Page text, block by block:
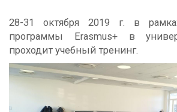
28-31 октября 2019 г. в
программы Erasmus+ в
проходит учебный тренинг.